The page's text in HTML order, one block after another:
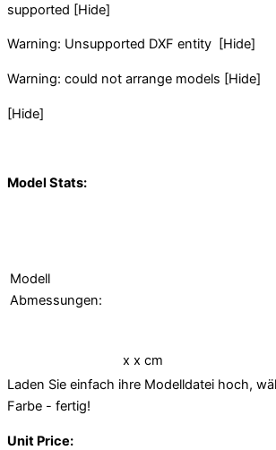
supported [Hide]
Warning: Unsupported DXF entity [Hide]
Warning: could not arrange models [Hide]
[Hide]
Model Stats:
Modell
Abmessungen:
x x cm
Laden Sie einfach ihre Modelldatei hoch,
Farbe - fertig!
Unit Price: